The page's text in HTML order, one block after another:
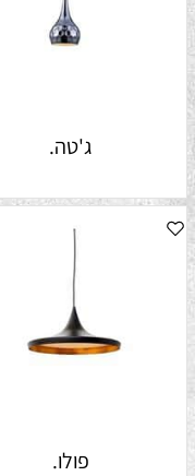
ג'טה.
פולו.